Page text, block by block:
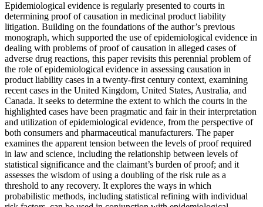
Epidemiological evidence is regularly presented to courts in
determining proof of causation in medicinal product liability
litigation. Building on the foundations of the author’s previous
monograph, which supported the use of epidemiological evidence in
dealing with problems of proof of causation in alleged cases of
adverse drug reactions, this paper revisits this perennial problem of
the role of epidemiological evidence in assessing causation in
product liability cases in a twenty-first century context, examining
recent cases in the United Kingdom, United States, Australia, and
Canada. It seeks to determine the extent to which the courts in the
highlighted cases have been pragmatic and fair in their interpretation
and utilization of epidemiological evidence, from the perspective of
both consumers and pharmaceutical manufacturers. The paper
examines the apparent tension between the levels of proof required
in law and science, including the relationship between levels of
statistical significance and the claimant’s burden of proof; and it
assesses the wisdom of using a doubling of the risk rule as a
threshold to any recovery. It explores the ways in which
probabilistic methods, including statistical refining with individual